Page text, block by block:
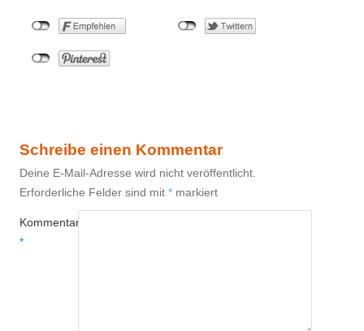
Schreibe einen Kommentar
Deine E-Mail-Adresse wird nicht veröffentlicht.
Erforderliche Felder sind mit * markiert
Kommentar
*